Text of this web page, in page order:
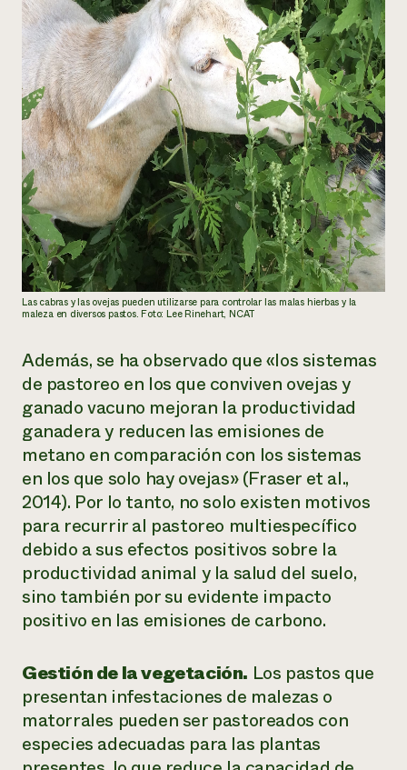
Las cabras y las ovejas pueden utilizarse para controlar las malas hierbas y la
maleza en diversos pastos. Foto: Lee Rinehart, NCAT
Además, se ha observado que «los sistemas
de pastoreo en los que conviven ovejas y
ganado vacuno mejoran la productividad
ganadera y reducen las emisiones de
metano en comparación con los sistemas
en los que solo hay ovejas» (Fraser et al.,
2014). Por lo tanto, no solo existen motivos
para recurrir al pastoreo multiespecífico
debido a sus efectos positivos sobre la
productividad animal y la salud del suelo,
sino también por su evidente impacto
positivo en las emisiones de carbono.
Gestión de la vegetación. Los pastos que
presentan infestaciones de malezas o
matorrales pueden ser pastoreados con
especies adecuadas para las plantas